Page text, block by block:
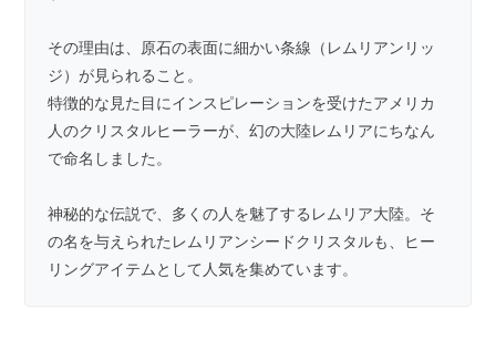
その理由は、原石の表面に細かい条線（レムリアンリッ
ジ）が見られること。
特徴的な見た目にインスピレーションを受けたアメリカ
人のクリスタルヒーラーが、幻の大陸レムリアにちなん
で命名しました。
神秘的な伝説で、多くの人を魅了するレムリア大陸。そ
の名を与えられたレムリアンシードクリスタルも、ヒー
リングアイテムとして人気を集めています。